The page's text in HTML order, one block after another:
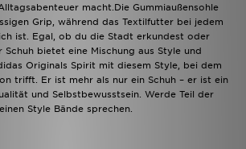
macht.Die Gummiaußensohle
Grip, während das Textilfutter bei jedem
ist. Egal, ob du die Stadt erkundest oder
Schuh bietet eine Mischung aus Style und
Originals Spirit mit diesem Style, bei dem
trifft. Er ist mehr als nur ein Schuh – er ist ein
und Selbstbewusstsein. Werde Teil der
Style Bände sprechen.